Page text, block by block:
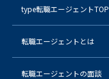
type転職エージェントTOP
転職エージェントとは
転職エージェントの面談